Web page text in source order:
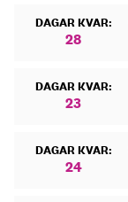
DAGAR KVAR:
28
DAGAR KVAR:
23
DAGAR KVAR:
24